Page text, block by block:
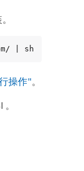
| sh
操作"。